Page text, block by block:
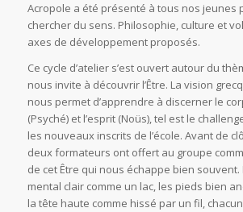
Acropole a été présenté à tous nos jeunes
chercher du sens. Philosophie, culture et
axes de développement proposés.
Ce cycle d’atelier s’est ouvert autour du
nous invite à découvrir l’Être. La vision
nous permet d’apprendre à discerner le
(Psyché) et l’esprit (Noüs), tel est le
les nouveaux inscrits de l’école. Avant de
deux formateurs ont offert au groupe
de cet Être qui nous échappe bien
mental clair comme un lac, les pieds bien
la tête haute comme hissé par un fil,